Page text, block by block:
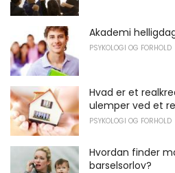
Akademi
PSYKOLOGI OG FORHOLD
Hvad er et
ulemper ved et
PSYKOLOGI OG FORHOLD
Hvordan finder
barselsorlov?